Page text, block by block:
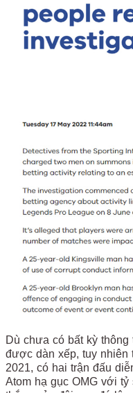
Dù chưa có bất kỳ
được dàn xếp, tuy nhiên
2021, có hai trận đấu
Atom hạ gục OMG với